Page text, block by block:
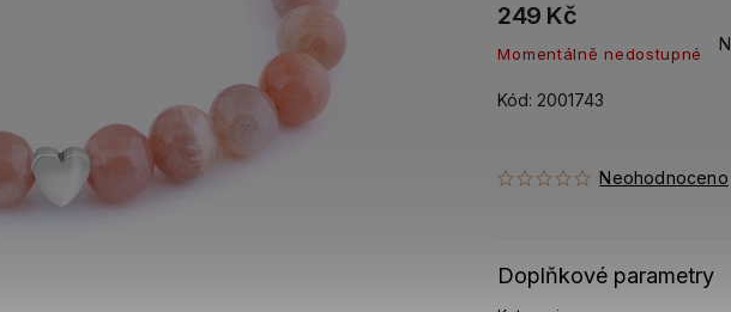
Neohodnoceno
Kód: 2001743
249 Kč
Momentálně nedostupné
Doplňkové parametry